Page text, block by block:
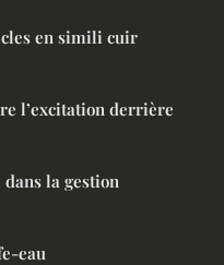
en simili cuir
l’excitation derrière
la gestion
eau